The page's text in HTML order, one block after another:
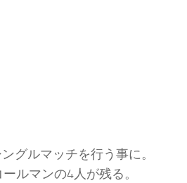
グルマッチを行う事に。
ルマンの4人が残る。